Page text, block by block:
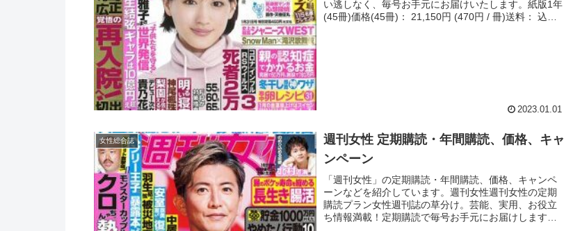
い逃しなく、毎号お手元にお届けいたします。紙版1年
(45冊)価格(45冊)： 21,150円 (470円 / 冊)送料： 込み
2023.01.01
女性総合誌
週刊女性 定期購読・年間購読、価格、キャ
ンペーン
「週刊女性」の定期購読・年間購読、価格、キャンペ
ーンなどを紹介しています。週刊女性週刊女性の定期
購読プラン女性週刊誌の草分け。芸能、実用、お役立
ち情報満載！定期購読で毎号お手元にお届けします！